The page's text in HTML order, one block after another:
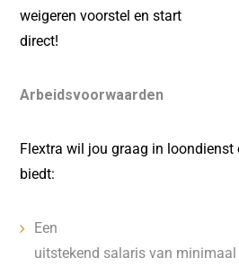
weigeren voorstel en start
direct!
Arbeidsvoorwaarden
Flextra wil jou graag in loondienst
biedt:
Een
uitstekend salaris van